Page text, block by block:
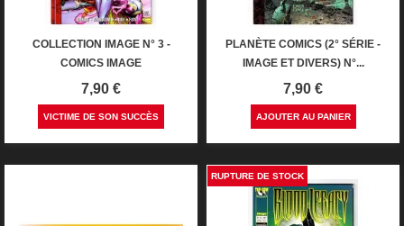
COLLECTION IMAGE N° 3 -
COMICS IMAGE
Prix
7,90 €
VICTIME DE SON SUCCÈS
PLANÈTE COMICS (2° SÉRIE -
IMAGE ET DIVERS) N°...
Prix
7,90 €
AJOUTER AU PANIER
RUPTURE DE STOCK